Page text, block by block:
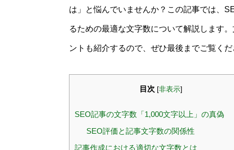
は」と悩んでいませんか？この記事では、
るための最適な文字数について解説します
ントも紹介するので、ぜひ最後までご覧くだ
目次 [非表示]
SEO記事の文字数「1,000文字以上」の真偽
SEO評価と記事文字数の関係性
記事作成における適切な文字数とは